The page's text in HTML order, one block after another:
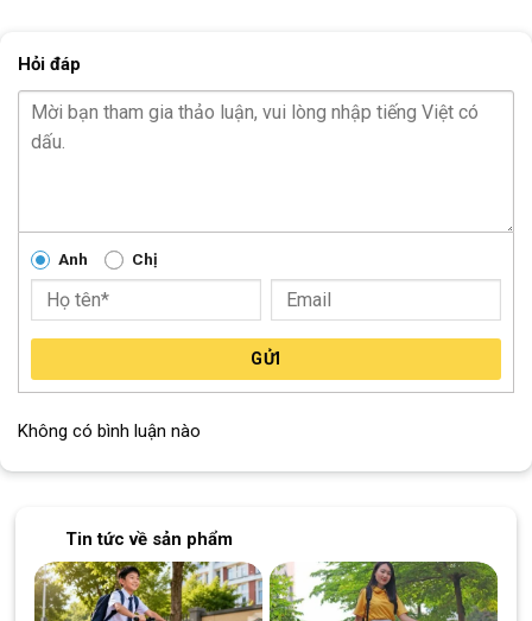
Hỏi đáp
Anh Chị
GỬI
Không có bình luận nào
Tin tức về sản phẩm